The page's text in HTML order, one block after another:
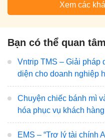
Xem các
Bạn có thể quan tâm
Vntrip TMS – Giải pháp
diện cho doanh nghiệp
Chuyện chiếc bánh mì
hóa phục vụ khách
EMS – “Trợ lý tài chính